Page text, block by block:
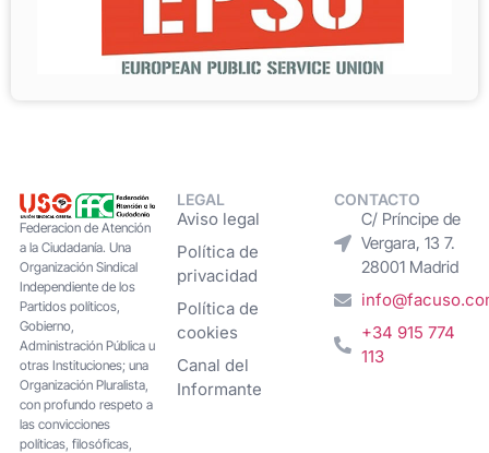
Federacion de Atención
a la Ciudadanía. Una
Organización Sindical
Independiente de los
Partidos políticos,
Gobierno,
Administración Pública u
otras Instituciones; una
Organización Pluralista,
con profundo respeto a
las convicciones
políticas, filosóficas,
LEGAL
Aviso legal
Política de
privacidad
Política de
cookies
Canal del
Informante
CONTACTO
C/ Príncipe de
Vergara, 13 7.
28001 Madrid
+34 915 774
113